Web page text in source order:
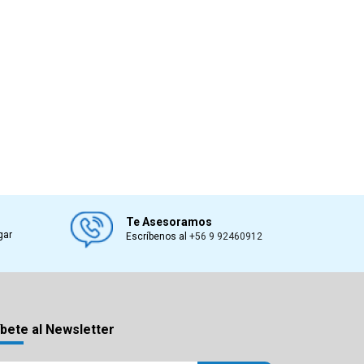
Te Asesoramos
Escríbenos al+56 9 92460912
al Newsletter